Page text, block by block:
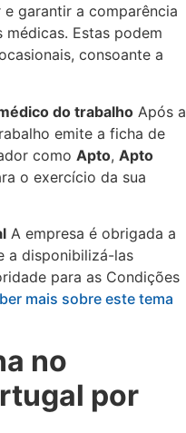
garantir a comparência
Estas podem
consoante a
do trabalho Após a
emite a ficha de
como Apto, Apto
o exercício da sua
A empresa é obrigada a
a disponibilizá-las
para as Condições
mais sobre este tema
no
por